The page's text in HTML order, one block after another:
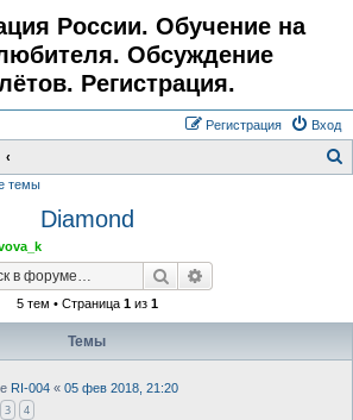
России. Обучение на
Обсуждение
Регистрация.
Вход
Регистрация
темы
Diamond
Поиск
5 тем • Страница 1из 1
Темы
RI-004 « 05 фев 2018, 21:20
3 4